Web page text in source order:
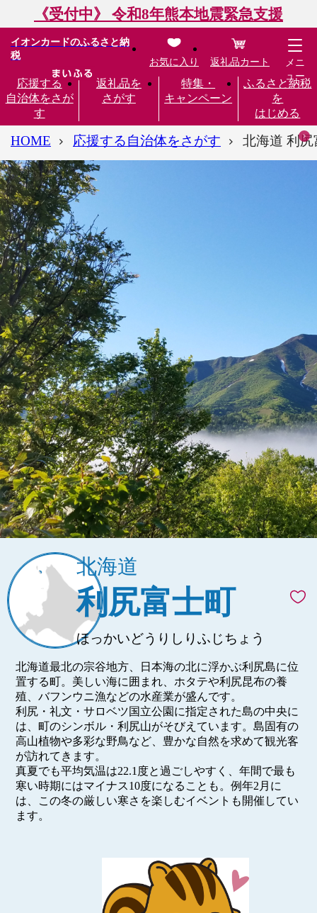
《受付中》 令和8年熊本地震緊急支援
イオンカードのふるさと納
税
応援する
自治体をさが
す
返礼品を
さがす
特集・
キャンペーン
ふるさと納税
を
はじめる
お気に入り 返礼品カート
メニ
ュー
HOME 応援する自治体をさがす 北海道 利尻
北海道
利尻富士町
ほっかいどうりしりふじちょう
北海道最北の宗谷地方、日本海の北に浮かぶ利尻島に位
置する町。美しい海に囲まれ、ホタテや利尻昆布の養
殖、バフンウニ漁などの水産業が盛んです。
利尻・礼文・サロベツ国立公園に指定された島の中央に
は、町のシンボル・利尻山がそびえています。島固有の
高山植物や多彩な野鳥など、豊かな自然を求めて観光客
が訪れてきます。
真夏でも平均気温は22.1度と過ごしやすく、年間で最も
寒い時期にはマイナス10度になることも。例年2月に
は、この冬の厳しい寒さを楽しむイベントも開催してい
ます。